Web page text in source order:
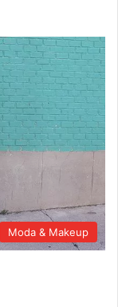
Moda & Makeup